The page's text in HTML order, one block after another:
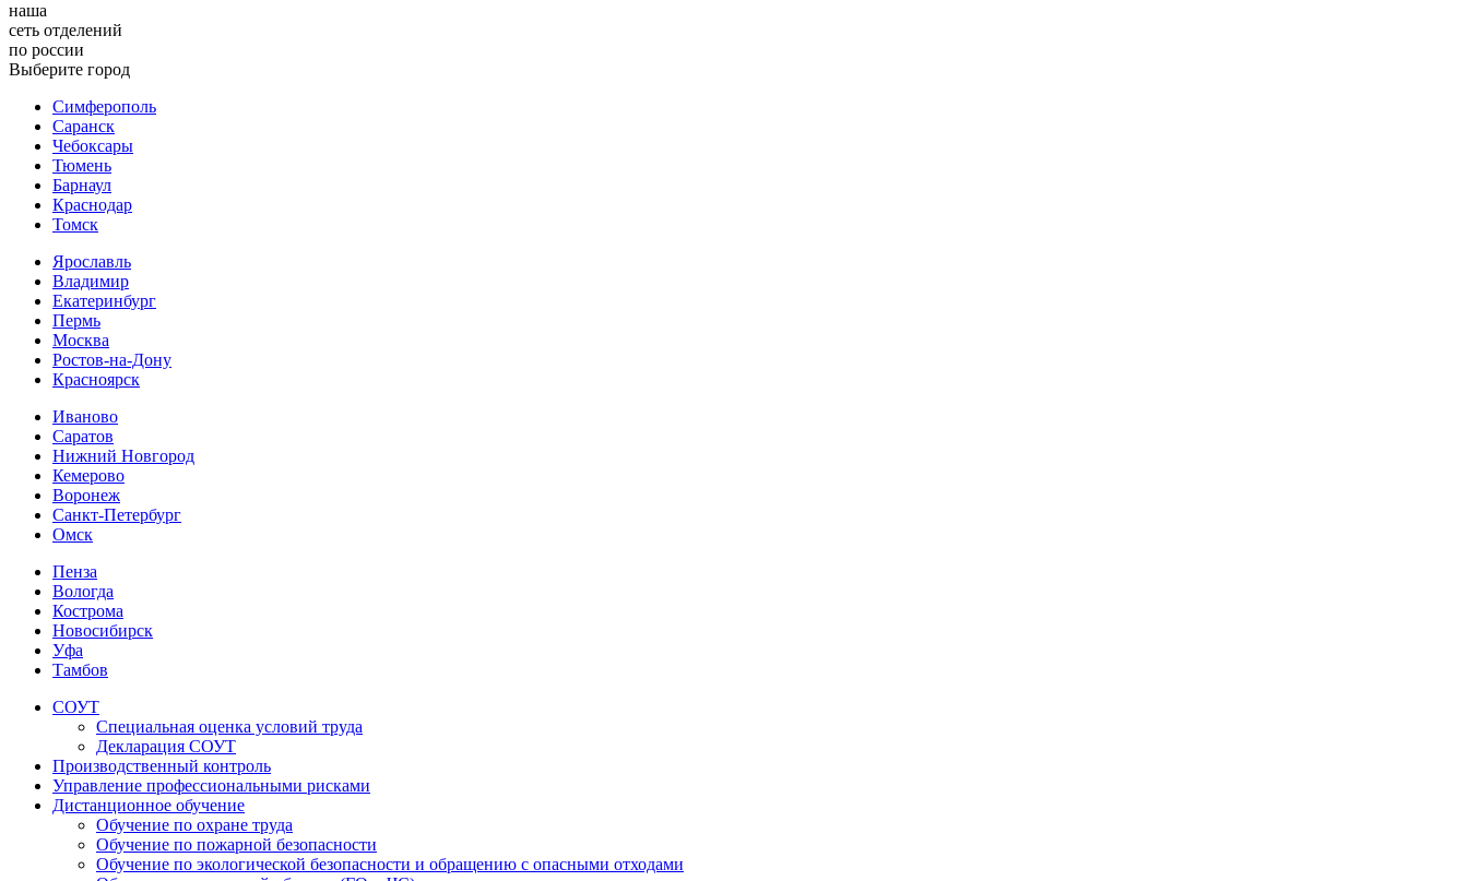
наша
сеть отделений
по россии
Выберите город
Симферополь
Саранск
Чебоксары
Тюмень
Барнаул
Краснодар
Томск
Ярославль
Владимир
Екатеринбург
Пермь
Москва
Ростов-на-Дону
Красноярск
Иваново
Саратов
Нижний Новгород
Кемерово
Воронеж
Санкт-Петербург
Омск
Пенза
Вологда
Кострома
Новосибирск
Уфа
Тамбов
СОУТ
Специальная оценка условий труда
Декларация СОУТ
Производственный контроль
Управление профессиональными рисками
Дистанционное обучение
Обучение по охране труда
Обучение по пожарной безопасности
Обучение по экологической безопасности и обращению с опасными отходами